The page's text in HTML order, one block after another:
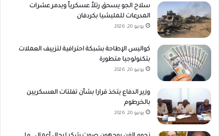
سلاح الجو يسحق رتلاً عسكرياً ويدمر عشرات
المدرعات للمليشيا بكردفان
يونيو 20, 2026
كواليس الإطاحة بشبكة احترافية لتزييف العملات
بتكنولوجيا متطورة
يونيو 20, 2026
وزير الدفاع يتخذ قرارا بشأن تفلتات العسكريين
بالخرطوم
يونيو 20, 2026